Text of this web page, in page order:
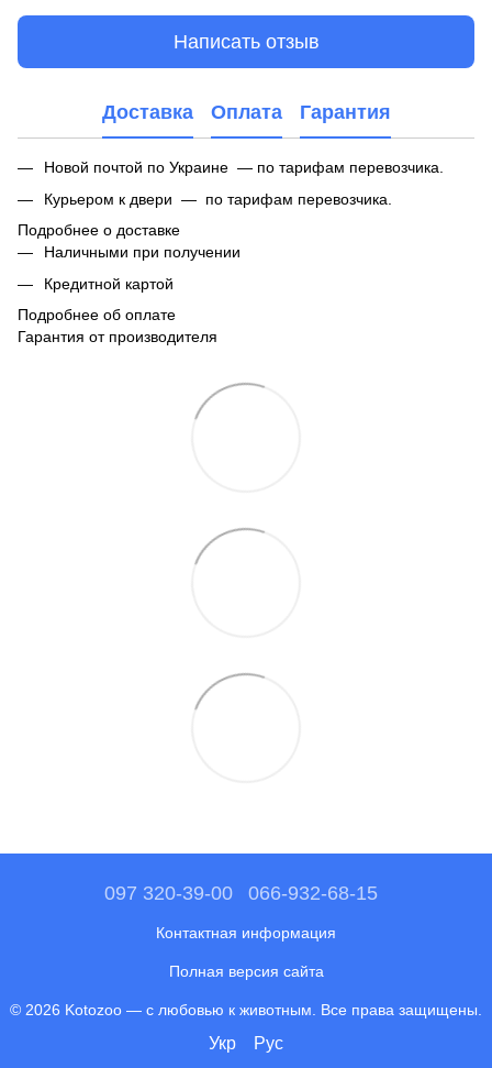
Написать отзыв
Доставка Оплата Гарантия
Новой почтой по Украине — по тарифам перевозчика.
Курьером к двери — по тарифам перевозчика.
Подробнее о доставке
Наличными при получении
Кредитной картой
Подробнее об оплате
Гарантия от производителя
097 320-39-00 066-932-68-15
Контактная информация
Полная версия сайта
© 2026 Kotozoo — с любовью к животным. Все права защищены.
Укр Рус